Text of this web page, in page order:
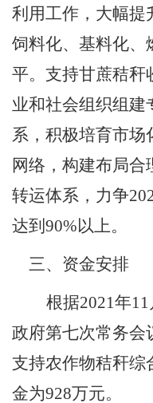
利用工作，大幅提
饲料化、基料化、
平。支持甘蔗秸秆
业和社会组织组建
系，积极培育市场
网络，构建布局
转运体系，力争
达到 90%以上。
三、资金安排
根据2021年11
政府第七次常务会
支持农作物秸秆综
金为928万元。